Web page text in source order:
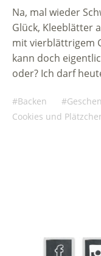
Na, mal wieder
Glück, Kleeblätter
mit vierblättrigem
kann doch
oder? Ich darf
Backen
Cookies und